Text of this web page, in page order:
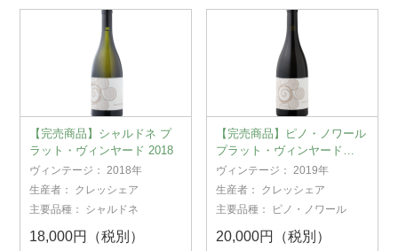
【完売商品】シャルドネ プ
ラット・ヴィンヤード 2018
ヴィンテージ：2018年
生産者： クレッシェア
主要品種： シャルドネ
18,000円（税別）
【完売商品】ピノ・ノワール
プラット・ヴィンヤード
2019
ヴィンテージ：2019年
生産者： クレッシェア
主要品種：
ピノ・ノワール
20,000円（税別）